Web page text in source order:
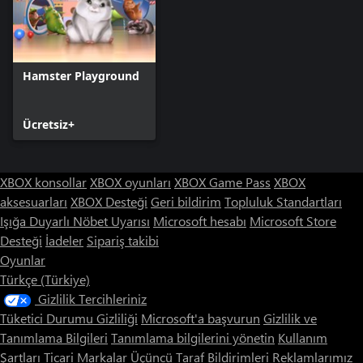
Hamster Playground'un sunduğu her şey - Kamyon Çekme ve
Yeme Yarışmalarından Kaykay Yarışlarına ve Kediden Kaçın'a
kadar her mod, Korkunç Hamster Evi ve Hamster Şehri'nden
Bebek Evi, Kraliyet Sarayları ve Sevimli Evcil Hayvan çiftliklerine
kadar her dünya, Fatih zırhından Antik kıyafetlere kadar her cilt -
hepsi bir arada epik bir pakette açılıyor.
Hamster Playground
Ücretsiz+
XBOX konsollarXBOX oyunları XBOX Game Pass XBOX
aksesuarları XBOX Desteği Geri bildirim Topluluk Standartları
Işığa Duyarlı Nöbet Uyarısı Microsoft hesabı Microsoft Store
Desteği İadeler Sipariş takibi
Oyunlar
Türkçe (Türkiye)
Gizlilik Tercihleriniz
Tüketici Durumu Gizliliği Microsoft'a başvurun Gizlilik ve
Tanımlama Bilgileri Tanımlama bilgilerini yönetin Kullanım
Şartları Ticari Markalar Üçüncü Taraf Bildirimleri Reklamlarımız